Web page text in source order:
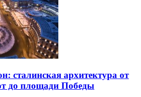
сталинская архитектура от
до площади Победы